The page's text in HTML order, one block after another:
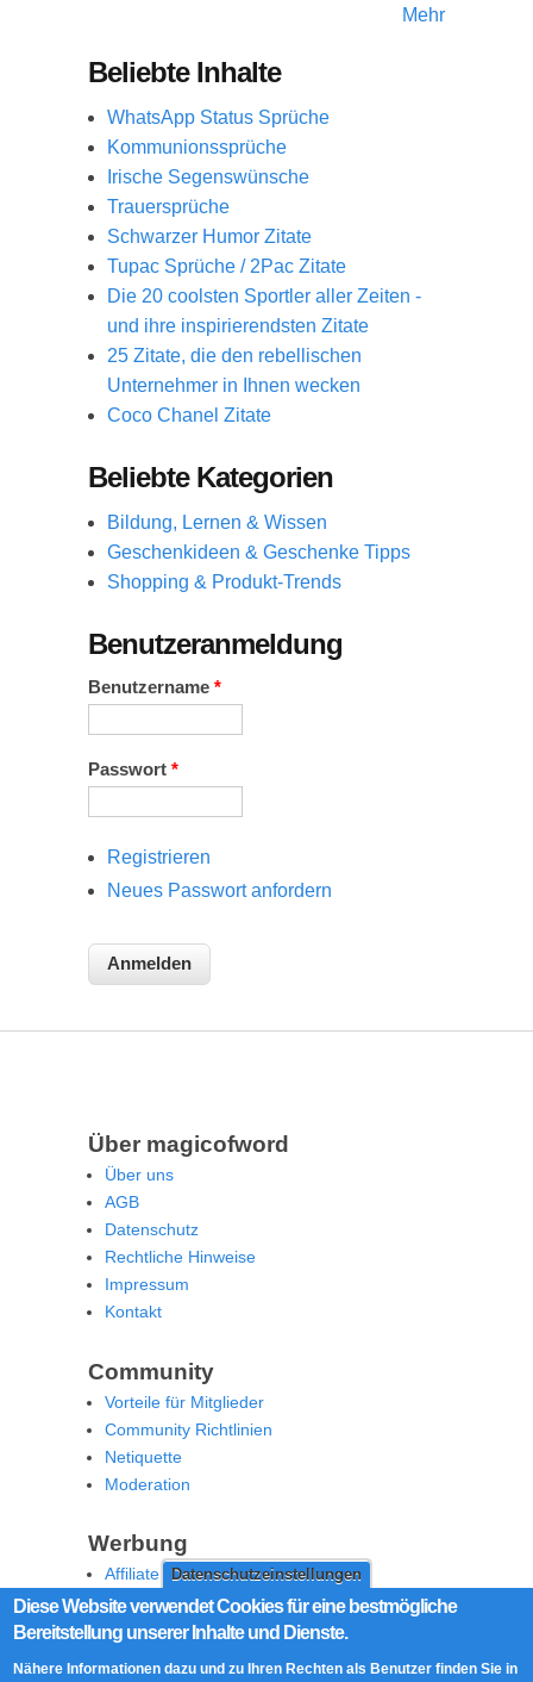
Datenschutzeinstellungen
Diese Website verwendet Cookies für eine bestmögliche
Bereitstellung unserer Inhalte und Dienste.
Nähere Informationen dazu und zu Ihren Rechten als Benutzer finden Sie in
Mehr
Beliebte Inhalte
WhatsApp Status Sprüche
Kommunionssprüche
Irische Segenswünsche
Trauersprüche
Schwarzer Humor Zitate
Tupac Sprüche / 2Pac Zitate
Die 20 coolsten Sportler aller Zeiten -
und ihre inspirierendsten Zitate
25 Zitate, die den rebellischen
Unternehmer in Ihnen wecken
Coco Chanel Zitate
Beliebte Kategorien
Bildung, Lernen & Wissen
Geschenkideen & Geschenke Tipps
Shopping & Produkt-Trends
Benutzeranmeldung
Benutzername *
Passwort *
Registrieren
Neues Passwort anfordern
Über magicofword
Über uns
AGB
Datenschutz
Rechtliche Hinweise
Impressum
Kontakt
Community
Vorteile für Mitglieder
Community Richtlinien
Netiquette
Moderation
Werbung
Affiliate Offenlegung
Werben Sie auf MoW
Social Media